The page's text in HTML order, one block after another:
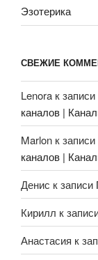
Эзотерика
СВЕЖИЕ
Lenora к записи
каналов |
Marlon к записи
каналов |
Денис к записи
Кирилл к
Анастасия к